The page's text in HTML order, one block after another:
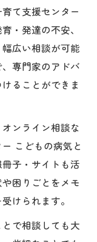
て支援センター
・発達の不安、
広い相談が可能
専門家のアドバ
ることができま
ンライン相談な
こどもの病気と
子・サイトも活
困りごとをメモ
けられます。
で相談しても大